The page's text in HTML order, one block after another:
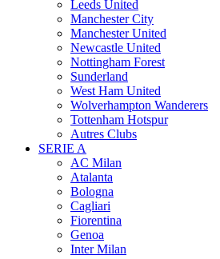
Leeds United
Manchester City
Manchester United
Newcastle United
Nottingham Forest
Sunderland
West Ham United
Wolverhampton Wanderers
Tottenham Hotspur
Autres Clubs
SERIE A
AC Milan
Atalanta
Bologna
Cagliari
Fiorentina
Genoa
Inter Milan